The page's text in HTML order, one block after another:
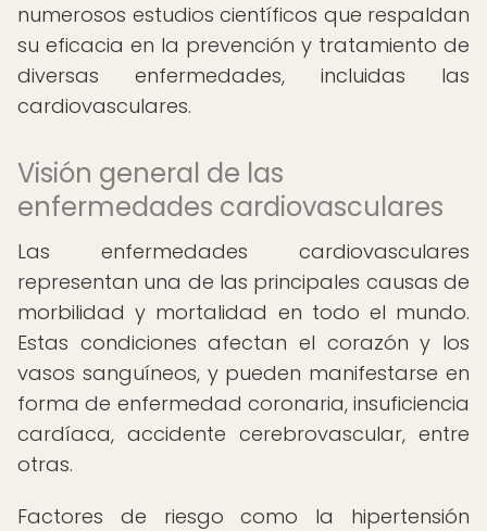
numerosos estudios científicos que respaldan
su eficacia en la prevención y tratamiento de
diversas enfermedades, incluidas las
cardiovasculares.
Visión general de las
enfermedades cardiovasculares
Las enfermedades cardiovasculares
representan una de las principales causas de
morbilidad y mortalidad en todo el mundo.
Estas condiciones afectan el corazón y los
vasos sanguíneos, y pueden manifestarse en
forma de enfermedad coronaria, insuficiencia
cardíaca, accidente cerebrovascular, entre
otras.
Factores de riesgo como la hipertensión